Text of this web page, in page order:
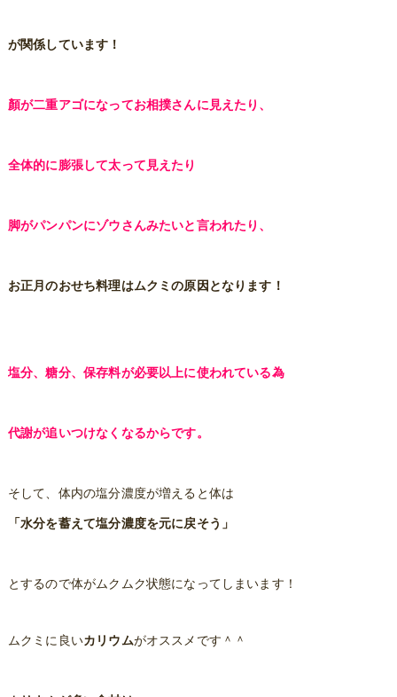
が関係しています！
顏が二重アゴになってお相撲さんに見えたり、
全体的に膨張して太って見えたり
脚がパンパンにゾウさんみたいと言われたり、
お正月のおせち料理はムクミの原因となります！
塩分、糖分、保存料が必要以上に使われている為
代謝が追いつけなくなるからです。
そして、体内の塩分濃度が増えると体は
「水分を蓄えて塩分濃度を元に戻そう」
とするので体がムクムク状態になってしまいます！
ムクミに良いカリウムがオススメです＾＾